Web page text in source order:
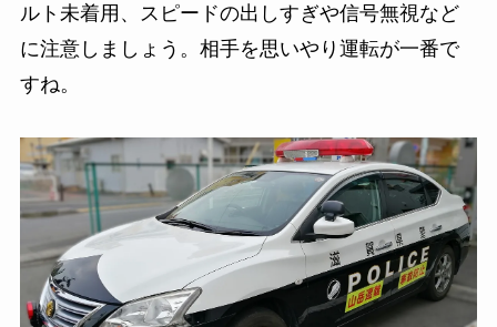
ルト未着用、スピードの出しすぎや信号無視など
に注意しましょう。相手を思いやり運転が一番で
すね。